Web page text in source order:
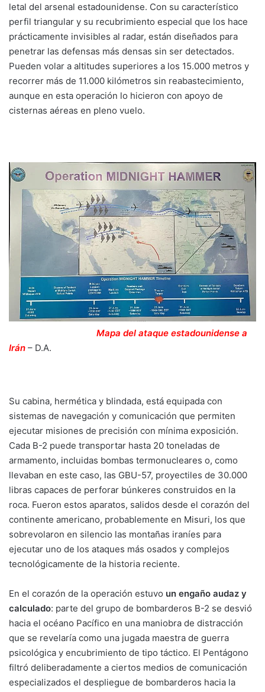
letal del arsenal estadounidense. Con su característico
perfil triangular y su recubrimiento especial que los hace
prácticamente invisibles al radar, están diseñados para
penetrar las defensas más densas sin ser detectados.
Pueden volar a altitudes superiores a los 15.000 metros y
recorrer más de 11.000 kilómetros sin reabastecimiento,
aunque en esta operación lo hicieron con apoyo de
cisternas aéreas en pleno vuelo.
Mapa del ataque estadounidense a
Irán – D.A.
Su cabina, hermética y blindada, está equipada con
sistemas de navegación y comunicación que permiten
ejecutar misiones de precisión con mínima exposición.
Cada B-2 puede transportar hasta 20 toneladas de
armamento, incluidas bombas termonucleares o, como
llevaban en este caso, las GBU-57, proyectiles de 30.000
libras capaces de perforar búnkeres construidos en la
roca. Fueron estos aparatos, salidos desde el corazón del
continente americano, probablemente en Misuri, los que
sobrevolaron en silencio las montañas iraníes para
ejecutar uno de los ataques más osados y complejos
tecnológicamente de la historia reciente.
En el corazón de la operación estuvo un engaño audaz y
calculado: parte del grupo de bombarderos B-2 se desvió
hacia el océano Pacífico en una maniobra de distracción
que se revelaría como una jugada maestra de guerra
psicológica y encubrimiento de tipo táctico. El Pentágono
filtró deliberadamente a ciertos medios de comunicación
especializados el despliegue de bombarderos hacia la